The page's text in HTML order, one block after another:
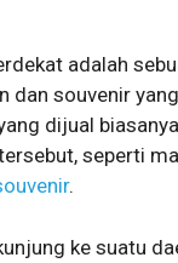
adalah
dan souvenir
dijual
seperti
.
ke suatu